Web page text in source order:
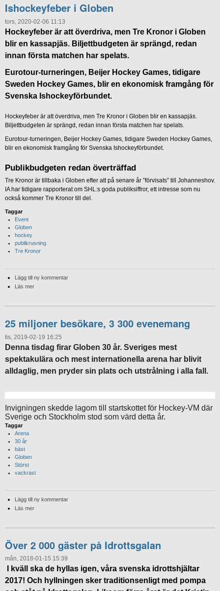
Ishockeyfeber i Globen
tors, 2020-02-06 11:13
Hockeyfeber är att överdriva, men Tre Kronor i Globen
blir en kassapjäs. Biljettbudgeten är sprängd, redan
innan första matchen har spelats.
Eurotour-turneringen, Beijer Hockey Games, tidigare
Sweden Hockey Games, blir en ekonomisk framgång för
Svenska Ishockeyförbundet.
Hockeyfeber är att överdriva, men Tre Kronor i Globen blir en kassapjäs.
Biljettbudgeten är sprängd, redan innan första matchen har spelats.
Eurotour-turneringen, Beijer Hockey Games, tidigare Sweden Hockey Games,
blir en ekonomisk framgång för Svenska Ishockeyförbundet.
Publikbudgeten redan överträffad
Tre Kronor är tillbaka i Globen efter att på senare år ”förvisats” till Johanneshov.
IA har tidigare rapporterat om SHL:s goda publiksiffror, ett intresse som nu
också kommer Tre Kronor till del.
Taggar
Event
Globen
hockey
publikrusning
Tre Kronor
Lägg till ny kommentar
Läs mer
25 miljoner besökare, 3 300 evenemang
tis, 2019-02-19 16:25
Denna tisdag firar Globen 30 år. Sveriges mest
spektakulära och mest internationella arena har blivit
alldaglig, men pryder sin plats och utstrålning i alla fall.
Invigningen skedde lagom till startskottet för Hockey-VM där
Sverige och Stockholm stod som värd detta år.
Taggar
Arena
30 år
bäst
Globen
Störst
vackrast
Lägg till ny kommentar
Läs mer
Över 2 000 gäster på Idrottsgalan
mån, 2018-01-15 15:39
I kväll ska de hyllas igen, våra svenska idrottshjältar
2017! Och hyllningen sker traditionsenligt med pompa